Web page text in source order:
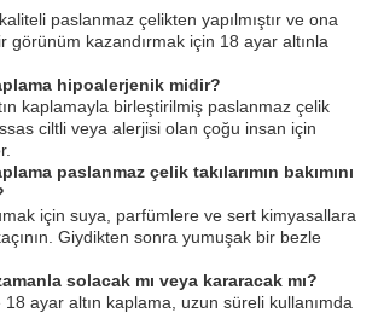
paslanmaz çelikten yapılmıştır ve ona
görünüm kazandırmak için 18 ayar altınla
hipoalerjenik midir?
kaplamayla birleştirilmiş paslanmaz çelik
ciltli veya alerjisi olan çoğu insan için
paslanmaz çelik takılarımın bakımını
için suya, parfümlere ve sert kimyasallara
Giydikten sonra yumuşak bir bezle
solacak mı veya kararacak mı?
18 ayar altın kaplama, uzun süreli kullanımda